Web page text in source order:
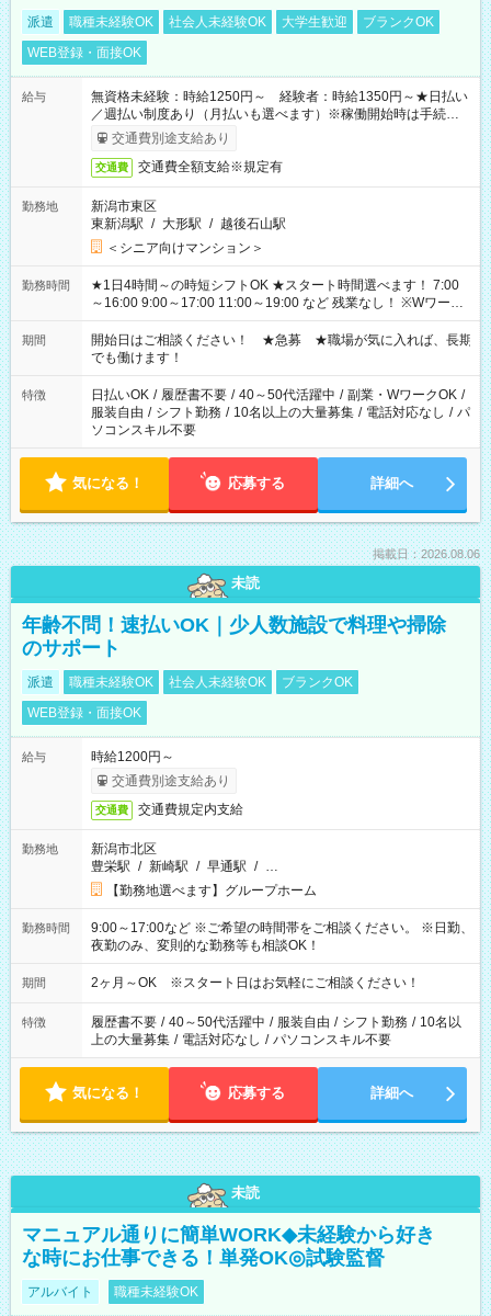
派遣 職種未経験OK 社会人未経験OK 大学生歓迎
ブランクOK
WEB登録・面接OK
給与
無資格未経験：時給1250円～ 経験者：時給1350円～★日払い
／週払い制度あり（月払いも選べます）※稼働開始時は手続き完
了次第のお支払いとなります。
交通費別途支給あり
交通費 交通費全額支給※規定有
勤務地
新潟市東区
東新潟駅 / 大形駅 / 越後石山駅
＜シニア向けマンション＞
勤務時間
★1日4時間～の時短シフトOK ★スタート時間選べます！ 7:00
～16:00 9:00～17:00 11:00～19:00 など 残業なし！ ※Wワーク
の場合、他のお仕事と合わせ週40時間超の就業はご案内できま
せん ※法令に基づき、週20時間以上勤務は社会保険への加入対
象となります ※労働者派遣法（日雇い派遣の原則禁止）によ
り、短時間・短期間の就業はご案内が難しい場合があります
期間
開始日はご相談ください！ ★急募 ★職場が気に入れば、長期
でも働けます！
特徴 日払いOK / 履歴書不要 / 40～50代活躍中 / 副業・WワークOK /
服装自由 / シフト勤務 / 10名以上の大量募集 / 電話対応なし / パ
ソコンスキル不要
気になる！ 応募する 詳細へ
掲載日：2026.08.06
未読
年齢不問！速払いOK｜少人数施設で料理や掃除
のサポート
派遣 職種未経験OK 社会人未経験OK
ブランクOK
WEB登録・面接OK
給与
時給1200円～
交通費別途支給あり
交通費 交通費規定内支給
勤務地
新潟市北区
豊栄駅 / 新崎駅 / 早通駅 / …
【勤務地選べます】グループホーム
勤務時間
9:00～17:00など ※ご希望の時間帯をご相談ください。 ※日勤、
夜勤のみ、変則的な勤務等も相談OK！
期間 2ヶ月～OK ※スタート日はお気軽にご相談ください！
特徴 履歴書不要 / 40～50代活躍中 / 服装自由 / シフト勤務 / 10名以
上の大量募集 / 電話対応なし / パソコンスキル不要
気になる！ 応募する 詳細へ
未読
マニュアル通りに簡単WORK◆未経験から好き
な時にお仕事できる！単発OK◎試験監督
アルバイト 職種未経験OK